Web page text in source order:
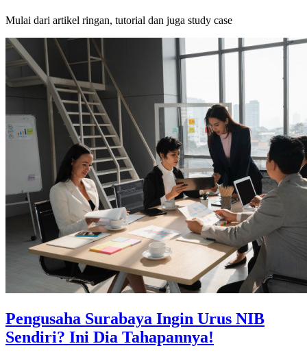
Mulai dari artikel ringan, tutorial dan juga study case
Pengusaha Surabaya Ingin Urus NIB
Sendiri? Ini Dia Tahapannya!